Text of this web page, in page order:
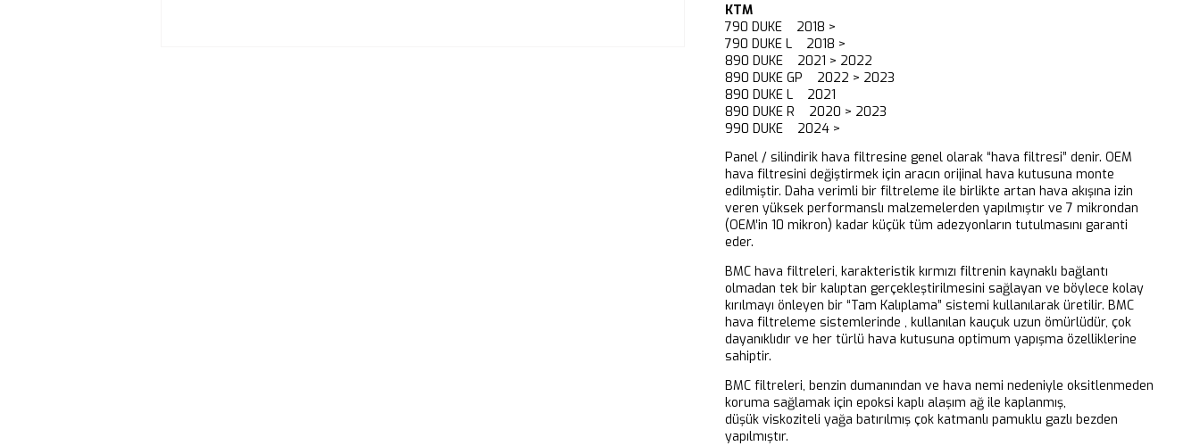
KTM
790 DUKE 2018 >
790 DUKE L 2018 >
890 DUKE 2021 > 2022
890 DUKE GP 2022 > 2023
890 DUKE L 2021
890 DUKE R 2020 > 2023
990 DUKE 2024 >
Panel / silindirik hava filtresine genel olarak “hava filtresi” denir. OEM
hava filtresini değiştirmek için aracın orijinal hava kutusuna monte
edilmiştir. Daha verimli bir filtreleme ile birlikte artan hava akışına izin
veren yüksek performanslı malzemelerden yapılmıştır ve 7 mikrondan
(OEM’in 10 mikron) kadar küçük tüm adezyonların tutulmasını garanti
eder.
BMC hava filtreleri, karakteristik kırmızı filtrenin kaynaklı bağlantı
olmadan tek bir kalıptan gerçekleştirilmesini sağlayan ve böylece kolay
kırılmayı önleyen bir “Tam Kalıplama” sistemi kullanılarak üretilir. BMC
hava filtreleme sistemlerinde , kullanılan kauçuk uzun ömürlüdür, çok
dayanıklıdır ve her türlü hava kutusuna optimum yapışma özelliklerine
sahiptir.
BMC filtreleri, benzin dumanından ve hava nemi nedeniyle oksitlenmeden
koruma sağlamak için epoksi kaplı alaşım ağ ile kaplanmış,
düşük viskoziteli yağa batırılmış çok katmanlı pamuklu gazlı bezden
yapılmıştır.